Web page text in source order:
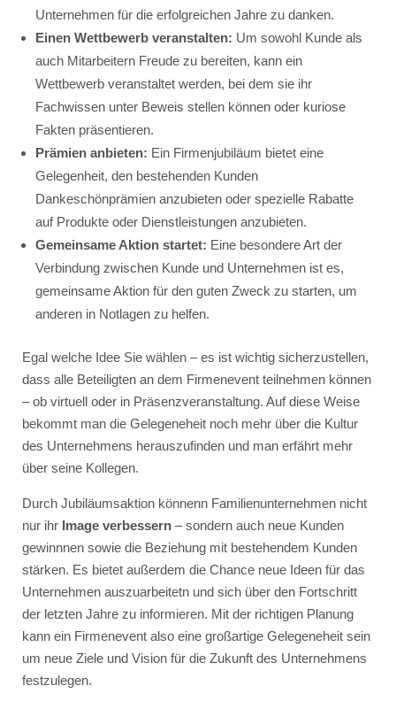
Unternehmen für die erfolgreichen Jahre zu danken.
Einen Wettbewerb veranstalten: Um sowohl Kunde als
auch Mitarbeitern Freude zu bereiten, kann ein
Wettbewerb veranstaltet werden, bei dem sie ihr
Fachwissen unter Beweis stellen können oder kuriose
Fakten präsentieren.
Prämien anbieten: Ein Firmenjubiläum bietet eine
Gelegenheit, den bestehenden Kunden
Dankeschönprämien anzubieten oder spezielle Rabatte
auf Produkte oder Dienstleistungen anzubieten.
Gemeinsame Aktion startet: Eine besondere Art der
Verbindung zwischen Kunde und Unternehmen ist es,
gemeinsame Aktion für den guten Zweck zu starten, um
anderen in Notlagen zu helfen.
Egal welche Idee Sie wählen – es ist wichtig sicherzustellen,
dass alle Beteiligten an dem Firmenevent teilnehmen können
– ob virtuell oder in Präsenzveranstaltung. Auf diese Weise
bekommt man die Gelegeneheit noch mehr über die Kultur
des Unternehmens herauszufinden und man erfährt mehr
über seine Kollegen.
Durch Jubiläumsaktion könnenn Familienunternehmen nicht
nur ihr Image verbessern– sondern auch neue Kunden
gewinnnen sowie die Beziehung mit bestehendem Kunden
stärken. Es bietet außerdem die Chance neue Ideen für das
Unternehmen auszuarbeitetn und sich über den Fortschritt
der letzten Jahre zu informieren. Mit der richtigen Planung
kann ein Firmenevent also eine großartige Gelegeneheit sein
um neue Ziele und Vision für die Zukunft des Unternehmens
festzulegen.